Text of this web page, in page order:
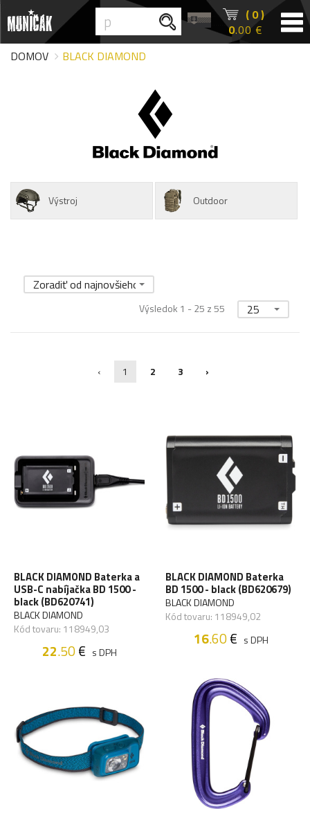
( 0 )
0.00 €
DOMOV
BLACK DIAMOND
Výstroj Outdoor
Zoradiť od najnovšieho
Výsledok 1 - 25 z 55 25
‹ 1 2 3 ›
BLACK DIAMOND Baterka a
USB-C nabíjačka BD 1500 -
black (BD620741)
BLACK DIAMOND
Kód tovaru: 118949,03
22.50€ s DPH
BLACK DIAMOND Baterka
BD 1500 - black (BD620679)
BLACK DIAMOND
Kód tovaru: 118949,02
16.60€ s DPH